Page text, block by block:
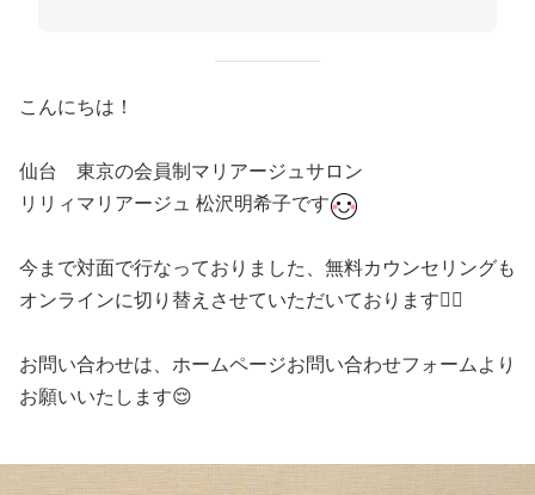
こんにちは！
仙台 東京の会員制マリアージュサロン
リリィマリアージュ 松沢明希子です
今まで対面で行なっておりました、無料カウンセリングも
オンラインに切り替えさせていただいております🙇‍♀️
お問い合わせは、ホームページお問い合わせフォームより
お願いいたします😌